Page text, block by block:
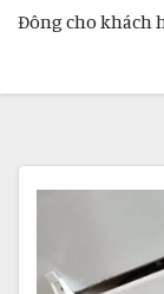
Đông cho khách